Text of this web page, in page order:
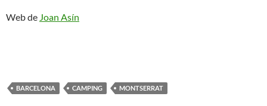
Web de Joan Asín
BARCELONA CAMPING MONTSERRAT